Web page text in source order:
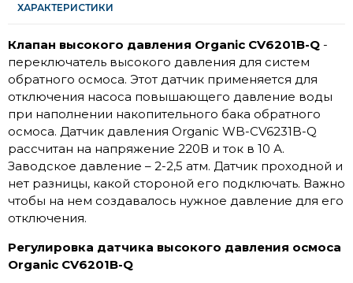
ХАРАКТЕРИСТИКИ
Клапан высокого давления Organic CV6201B-Q -
переключатель высокого давления для систем
обратного осмоса. Этот датчик применяется для
отключения насоса повышающего давление воды
при наполнении накопительного бака обратного
осмоса. Датчик давления Organic WB-CV6231B-Q
рассчитан на напряжение 220В и ток в 10 А.
Заводское давление – 2-2,5 атм. Датчик проходной и
нет разницы, какой стороной его подключать. Важно
чтобы на нем создавалось нужное давление для его
отключения.
Регулировка датчика высокого давления осмоса
Organic CV6201B-Q